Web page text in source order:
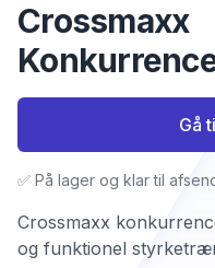
Crossmaxx
Crossmaxx
og funktionel
✅ På lager og klar til
Gå